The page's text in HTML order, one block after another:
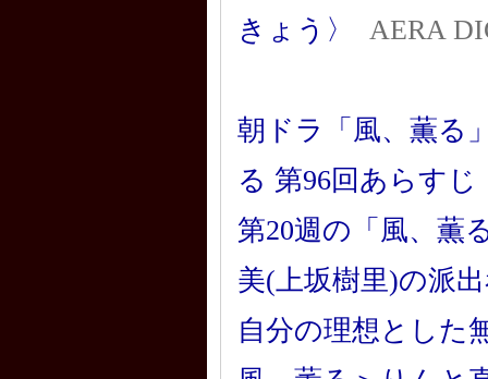
きょう〉
AERA
朝ドラ「風、薫る
る 第96回あらすじ
第20週の「風、
美(上坂樹里)の派
自分の理想とした